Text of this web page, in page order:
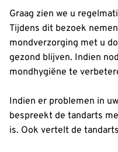
Graag zien we u
Tijdens dit bezoek
mondverzorging met u
gezond blijven. Indien
mondhygiëne te
Indien er problemen in
bespreekt de tandarts
is. Ook vertelt de